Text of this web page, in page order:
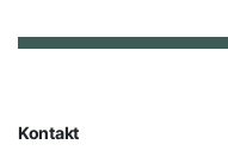
Kontakt